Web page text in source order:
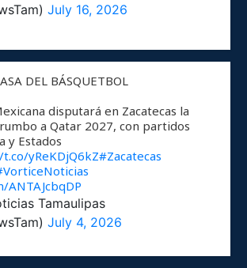
July 16, 2026
DEL BÁSQUETBOL
disputará en Zacatecas la
a Qatar 2027, con partidos
y Estados
yReKDjQ6kZ#Zacatecas
ANTAJcbqDP
Tamaulipas
July 4, 2026